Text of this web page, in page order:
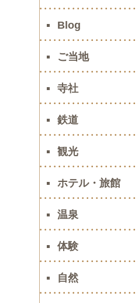
Blog
ご当地
寺社
鉄道
観光
ホテル・旅館
温泉
体験
自然